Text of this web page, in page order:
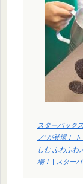
スターバック
ノ”が登場！
しむ ふわふわ
場！ | スター